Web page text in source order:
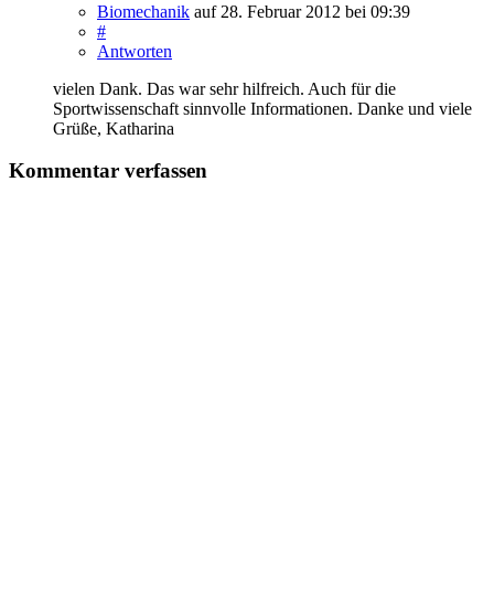
Biomechanik auf 28. Februar 2012 bei 09:39
#
Antworten
vielen Dank. Das war sehr hilfreich. Auch für die
Sportwissenschaft sinnvolle Informationen. Danke und viele
Grüße, Katharina
Kommentar verfassen